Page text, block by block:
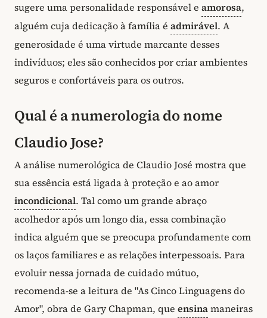
sugere uma personalidade responsável e amorosa,
alguém cuja dedicação à família é admirável. A
generosidade é uma virtude marcante desses
indivíduos; eles são conhecidos por criar ambientes
seguros e confortáveis para os outros.
Qual é a numerologia do nome
Claudio Jose?
A análise numerológica de Claudio José mostra que
sua essência está ligada à proteção e ao amor
incondicional. Tal como um grande abraço
acolhedor após um longo dia, essa combinação
indica alguém que se preocupa profundamente com
os laços familiares e as relações interpessoais. Para
evoluir nessa jornada de cuidado mútuo,
recomenda-se a leitura de "As Cinco Linguagens do
Amor", obra de Gary Chapman, que ensinamaneiras